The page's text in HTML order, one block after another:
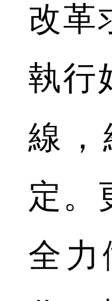
改革
執行
線，
定。
全力